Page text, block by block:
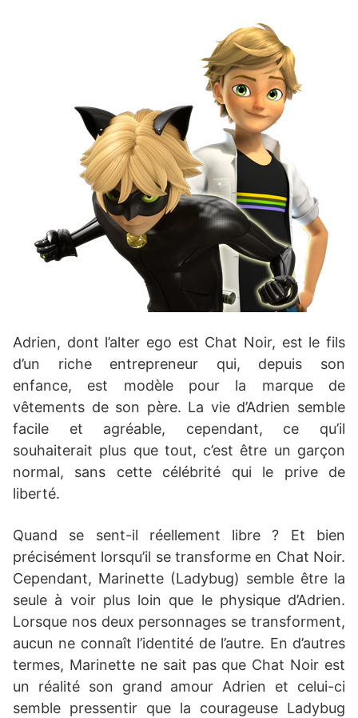
Adrien, dont l’alter ego est Chat Noir, est le fils
d’un riche entrepreneur qui, depuis son
enfance, est modèle pour la marque de
vêtements de son père. La vie d’Adrien semble
facile et agréable, cependant, ce qu’il
souhaiterait plus que tout, c’est être un garçon
normal, sans cette célébrité qui le prive de
liberté.
Quand se sent-il réellement libre ? Et bien
précisément lorsqu’il se transforme en Chat Noir.
Cependant, Marinette (Ladybug) semble être la
seule à voir plus loin que le physique d’Adrien.
Lorsque nos deux personnages se transforment,
aucun ne connaît l’identité de l’autre. En d’autres
termes, Marinette ne sait pas que Chat Noir est
un réalité son grand amour Adrien et celui-ci
semble pressentir que la courageuse Ladybug